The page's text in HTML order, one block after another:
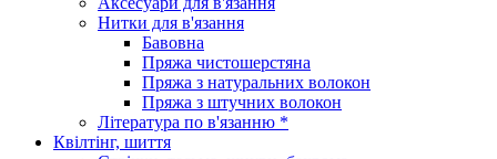
Нитки для в'язання
Бавовна
Пряжа чистошерстяна
Пряжа з натуральних волокон
Пряжа з штучних волокон
Література по в'язанню *
Квілтінг, шиття